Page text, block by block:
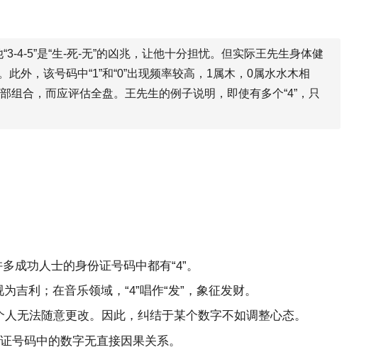
4-5”是“生-死-无”的凶兆，让他十分担忧。但实际王先生身体健
外，该号码中“1”和“0”出现频率较高，1属木，0属水水木相
合，而应评估全盘。王先生的例子说明，即使有多个“4”，只
成功人士的身份证号码中都有“4”。
吉利；在音乐领域，“4”唱作“发”，象征发财。
无法随意更改。因此，纠结于某个数字不如调整心态。
号码中的数字无直接因果关系。